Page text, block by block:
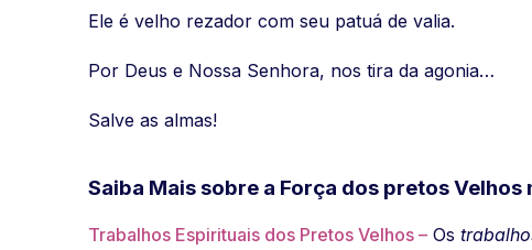
Ele é velho rezador com seu patuá de valia.
Por Deus e Nossa Senhora, nos tira da agonia…
Salve as almas!
Saiba Mais sobre a Força dos pretos Velhos
Trabalhos Espirituais dos Pretos Velhos – Os